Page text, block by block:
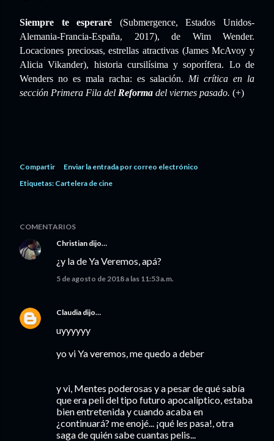
Siempre te esperaré (Submergence, Estados Unidos-
Alemania-Francia-España, 2017), de Wim Wender.
Locaciones preciosas, estrellas atractivas (James McAvoy y
Alicia Vikander), historia cursilísima y soporífera. Lo de
Wenders no es mala racha: es salación. Mi crítica en la
sección Primera Fila del Reforma del viernes pasado. (+)
Compartir
Enviar la entrada por correo electrónico
Etiquetas: Cartelera de cine
COMENTARIOS
Christian dijo…
¿y la de Ya Veremos, apá?
5 de agosto de 2018 a las 11:53 a.m.
Claudia dijo…
uyyyyyy
yo vi Ya veremos, me quedo a deber
y vi, Mentes poderosas y a pesar de qué sabía
que era peli del tipo futuro apocalíptico, estaba
bien entretenida y cuando acaba en
¿continuará? me enojé... ¡qué les pasa!, otra
saga de quién sabe cuantas pelis...